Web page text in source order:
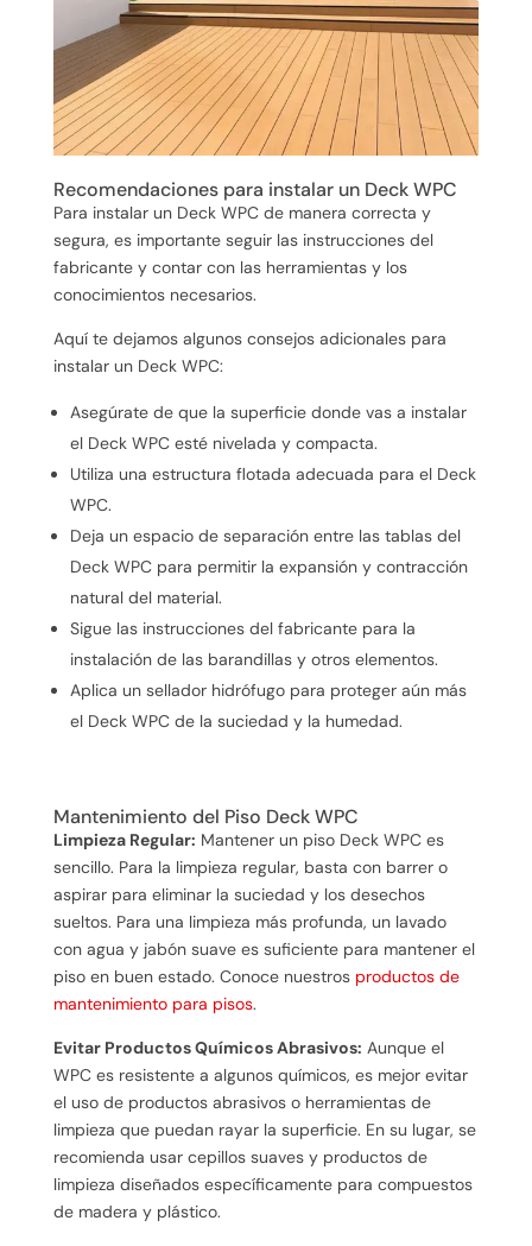
Recomendaciones para instalar un Deck WPC
Para instalar un Deck WPC de manera correcta y
segura, es importante seguir las instrucciones del
fabricante y contar con las herramientas y los
conocimientos necesarios.
Aquí te dejamos algunos consejos adicionales para
instalar un Deck WPC:
Asegúrate de que la superficie donde vas a instalar
el Deck WPC esté nivelada y compacta.
Utiliza una estructura flotada adecuada para el Deck
WPC.
Deja un espacio de separación entre las tablas del
Deck WPC para permitir la expansión y contracción
natural del material.
Sigue las instrucciones del fabricante para la
instalación de las barandillas y otros elementos.
Aplica un sellador hidrófugo para proteger aún más
el Deck WPC de la suciedad y la humedad.
Mantenimiento del Piso Deck WPC
Limpieza Regular: Mantener un piso Deck WPC es
sencillo. Para la limpieza regular, basta con barrer o
aspirar para eliminar la suciedad y los desechos
sueltos. Para una limpieza más profunda, un lavado
con agua y jabón suave es suficiente para mantener el
piso en buen estado. Conoce nuestros productos de
mantenimiento para pisos.
Evitar Productos Químicos Abrasivos: Aunque el
WPC es resistente a algunos químicos, es mejor evitar
el uso de productos abrasivos o herramientas de
limpieza que puedan rayar la superficie. En su lugar, se
recomienda usar cepillos suaves y productos de
limpieza diseñados específicamente para compuestos
de madera y plástico.